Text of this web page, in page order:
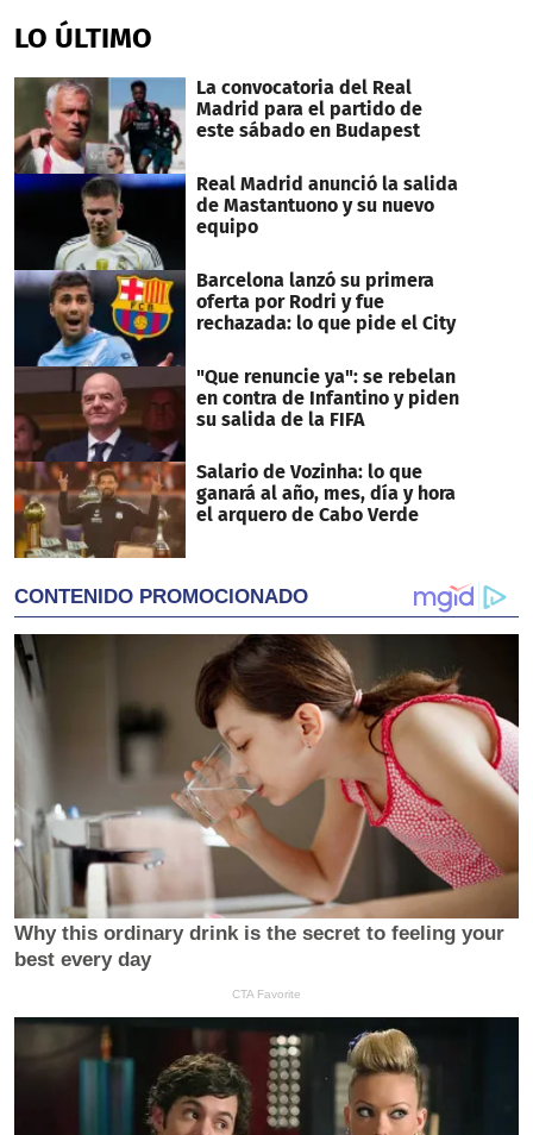
of
5
35
seconds
LO ÚLTIMO
La convocatoria del Real
Madrid para el partido de
este sábado en Budapest
Real Madrid anunció la salida
de Mastantuono y su nuevo
equipo
Barcelona lanzó su primera
oferta por Rodri y fue
rechazada: lo que pide el City
"Que renuncie ya": se rebelan
en contra de Infantino y piden
su salida de la FIFA
Salario de Vozinha: lo que
ganará al año, mes, día y hora
el arquero de Cabo Verde